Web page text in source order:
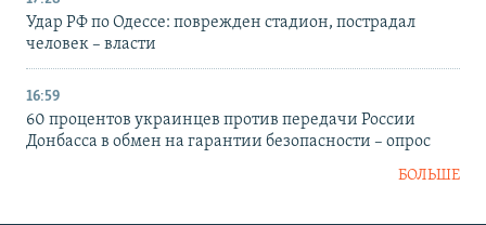
Удар РФ по Одессе: поврежден стадион, пострадал
человек – власти
16:59
60 процентов украинцев против передачи России
Донбасса в обмен на гарантии безопасности – опрос
БОЛЬШЕ